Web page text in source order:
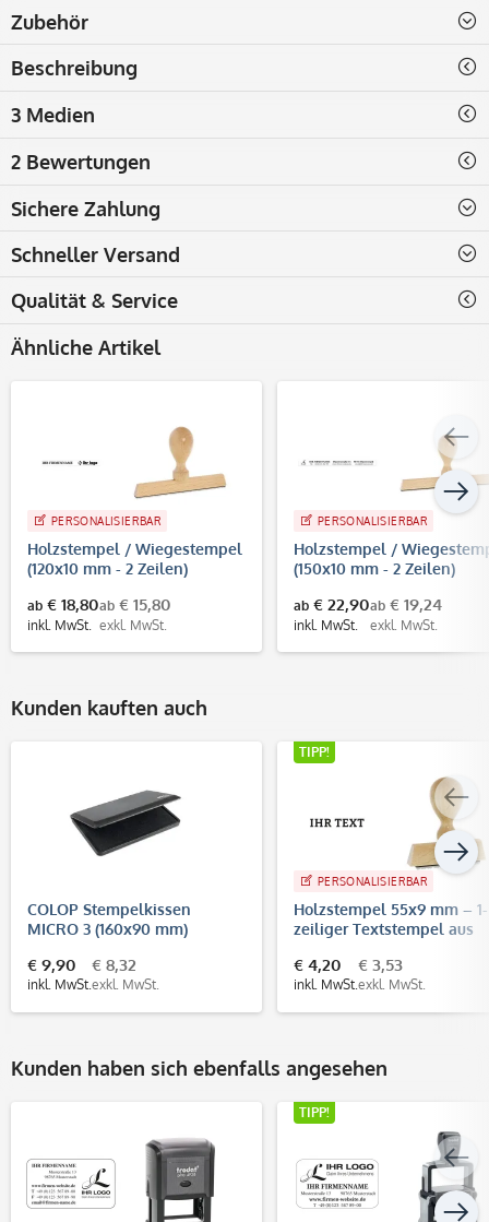
Zubehör
Beschreibung
3 Medien
2 Bewertungen
Sichere Zahlung
Schneller Versand
Qualität & Service
Ähnliche Artikel
PERSONALISIERBAR
Holzstempel / Wiegestempel
(120x10 mm - 2 Zeilen)
ab € 18,80
inkl. MwSt.
ab € 15,80
exkl. MwSt.
PERSONALISIERBAR
Holzstempel /
(150x10 mm - 2 Zeilen)
ab € 22,90
inkl. MwSt.
ab € 19,24
exkl. MwSt.
Kunden kauften auch
COLOP Stempelkissen
MICRO 3 (160x90 mm)
€ 9,90
inkl. MwSt.
€ 8,32
exkl. MwSt.
TIPP!
PERSONALISIERBAR
Holzstempel 55x9 mm – 1-
zeiliger Textstempel aus
€ 4,20
inkl. MwSt.
€ 3,53
exkl. MwSt.
Kunden haben sich ebenfalls angesehen
TIPP!